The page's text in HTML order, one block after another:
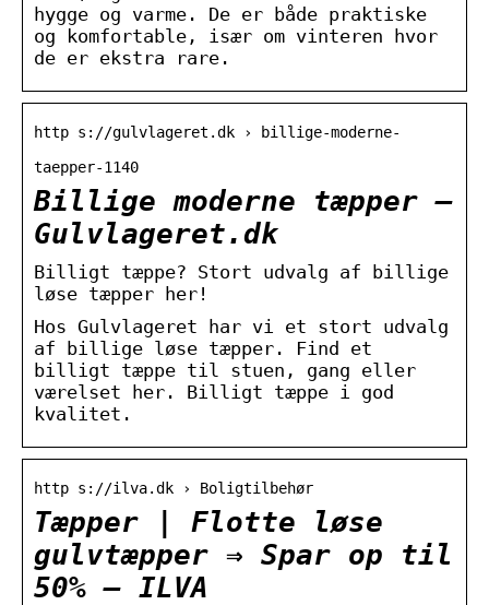
hygge og varme. De er både praktiske
og komfortable, især om vinteren hvor
de er ekstra rare.
http s://gulvlageret.dk › billige-moderne-
taepper-1140
Billige moderne tæpper –
Gulvlageret.dk
Billigt tæppe? Stort udvalg af billige
løse tæpper her!
Hos Gulvlageret har vi et stort udvalg
af billige løse tæpper. Find et
billigt tæppe til stuen, gang eller
værelset her. Billigt tæppe i god
kvalitet.
http s://ilva.dk › Boligtilbehør
Tæpper | Flotte løse
gulvtæpper ⇒ Spar op til
50% – ILVA